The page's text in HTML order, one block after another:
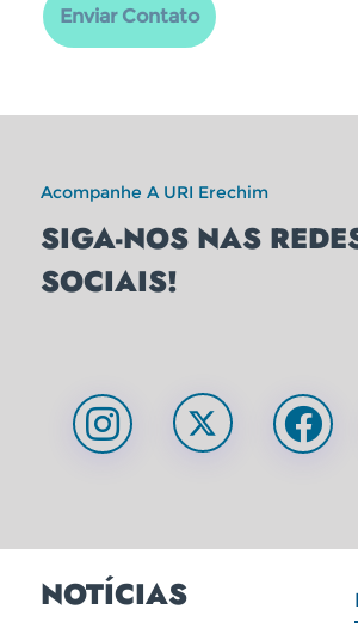
Enviar Contato
Acompanhe A URI Erechim
SIGA-NOS NAS
SOCIAIS!
NOTÍCIAS